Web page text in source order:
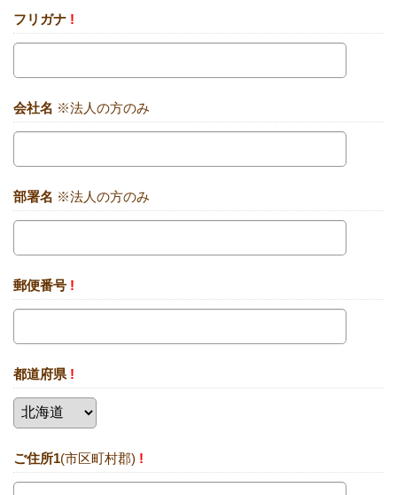
フリガナ !
会社名 ※法人の方のみ
部署名 ※法人の方のみ
郵便番号 !
都道府県 !
ご住所1(市区町村郡) !